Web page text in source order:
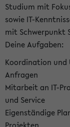
Studium mit
sowie IT-
mit Schwerpunkt
Deine Aufgaben:
Koordination und
Anfragen
Mitarbeit an IT-
und Service
Eigenständige